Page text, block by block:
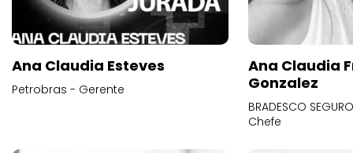
Ana Claudia Esteves
Petrobras - Gerente
Ana Claudia
Gonzalez
BRADESCO
Chefe